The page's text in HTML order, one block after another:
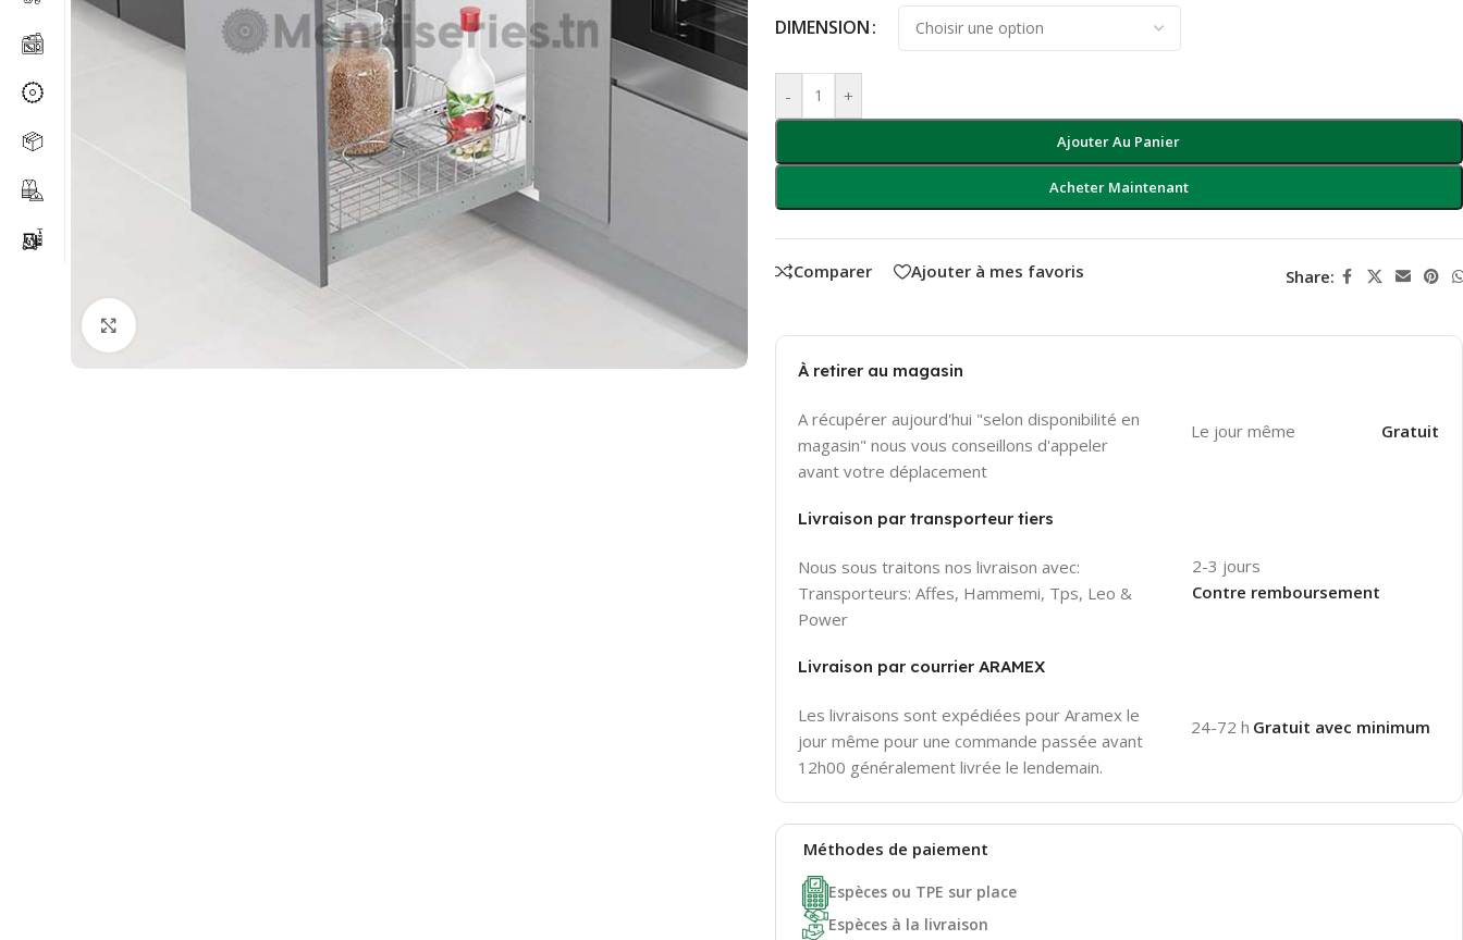
DIMENSION
- +
Ajouter Au Panier
Acheter Maintenant
Comparer Ajouter à mes favoris Share:
À retirer au magasin
A récupérer aujourd'hui "selon disponibilité en
magasin" nous vous conseillons d'appeler
avant votre déplacement
Le jour même Gratuit
Livraison par transporteur tiers
Nous sous traitons nos livraison avec:
Transporteurs: Affes, Hammemi, Tps, Leo &
Power
2-3 jours
Contre remboursement
Livraison par courrier ARAMEX
Les livraisons sont expédiées pour Aramex le
jour même pour une commande passée avant
12h00 généralement livrée le lendemain.
24-72 h Gratuit avec minimum
Méthodes de paiement
Espèces ou TPE sur place
Espèces à la livraison